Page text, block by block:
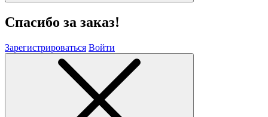
Спасибо за заказ!
Зарегистрироваться Войти